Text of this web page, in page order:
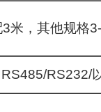
3米，其他规格
RS485/RS232/